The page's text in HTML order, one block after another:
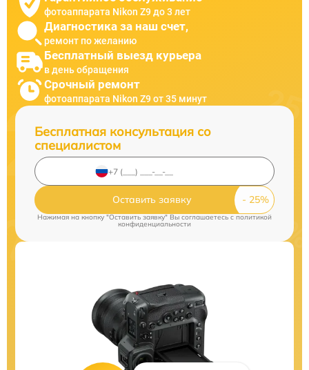
фотоаппарата Nikon Z9 до 3 лет
Диагностика за наш счет,
ремонт по желанию
Бесплатный выезд курьера
в день обращения
Срочный ремонт
фотоаппарата Nikon Z9 от 35 минут
Бесплатная консультация со
специалистом
Оставить заявку
Нажимая на кнопку "Оставить заявку" Вы соглашаетесь cполитикой
конфиденциальности